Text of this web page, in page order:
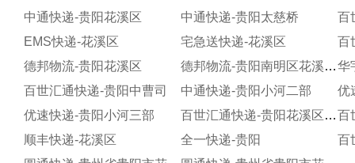
中通快递-贵阳花溪区 中通快递-贵阳太慈桥
百
EMS快递-花溪区
宅急送快递-花溪区
百
德邦物流-贵阳花溪区
德邦物流-贵阳南明区花溪大道华
百世汇通快递-贵阳中曹司
中通快递-贵阳小河二部
优
优速快递-贵阳小河三部
百世汇通快递-贵阳花溪区二部
顺丰快递-花溪区
全一快递-贵阳